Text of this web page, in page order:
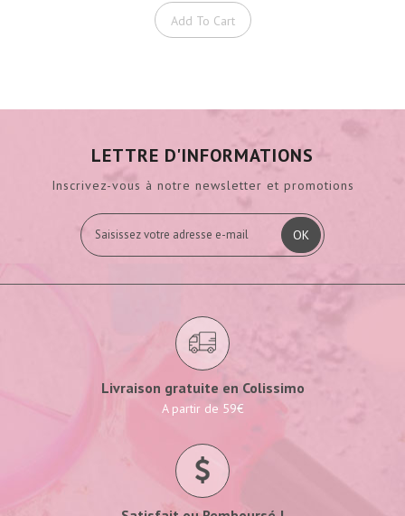
Add To Cart
LETTRE D'INFORMATIONS
Inscrivez-vous à notre newsletter et promotions
OK
Livraison gratuite en Colissimo
A partir de 59€